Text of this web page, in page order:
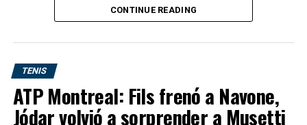
La jornada también dejó las remontadas de Ekaterina
Svitolina apenas necesitó dos parciales muy
contundentes para sacar del torneo a Anastasia
Potapova. De los ocho encuentros disputados, seis
terminaron en sets corridos y solamente dos
necesitaron un tercer parcial.
CONTINUE READING
TENIS
ATP Montreal: Fils frenó a Navone,
Jódar volvió a sorprender a Musetti